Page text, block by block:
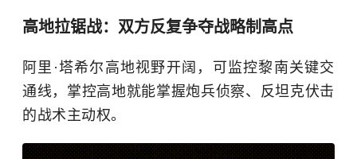
高地拉锯战：双方反复争夺战略制高点
阿里·塔希尔高地视野开阔，可监控黎南关键交
通线，掌控高地就能掌握炮兵侦察、反坦克伏击
的战术主动权。